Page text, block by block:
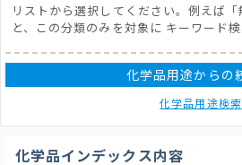
リストから選択してください。例えば
と、この分類のみを対象に キーワード検
化学品用途からの
化学品用途検索
化学品インデックス内容